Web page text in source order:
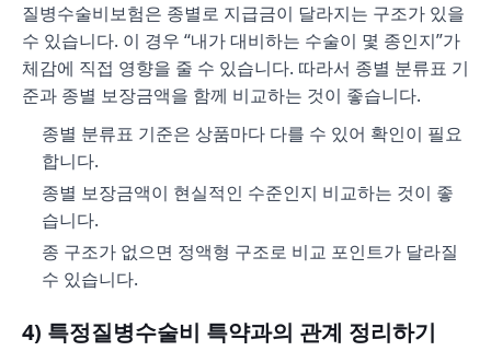
질병수술비보험은 종별로 지급금이 달라지는 구조가 있을
수 있습니다. 이 경우 “내가 대비하는 수술이 몇 종인지”가
체감에 직접 영향을 줄 수 있습니다. 따라서 종별 분류표 기
준과 종별 보장금액을 함께 비교하는 것이 좋습니다.
종별 분류표 기준은 상품마다 다를 수 있어 확인이 필요
합니다.
종별 보장금액이 현실적인 수준인지 비교하는 것이 좋
습니다.
종 구조가 없으면 정액형 구조로 비교 포인트가 달라질
수 있습니다.
4) 특정질병수술비 특약과의 관계 정리하기